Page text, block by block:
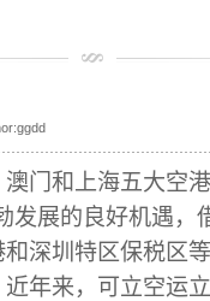
门和上海五大空
发展的良好机遇，
深圳特区保税区
年来，可立空运